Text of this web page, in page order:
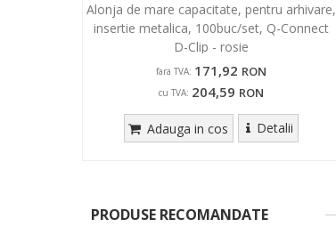
Alonja de mare capacitate, pentru arhivare,
insertie metalica, 100buc/set, Q-Connect
D-Clip - rosie
fara TVA: 171,92 RON
cu TVA: 204,59 RON
Adauga in cos Detalii
PRODUSE RECOMANDATE